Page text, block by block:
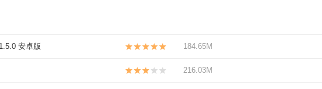
安卓版 184.65M
216.03M